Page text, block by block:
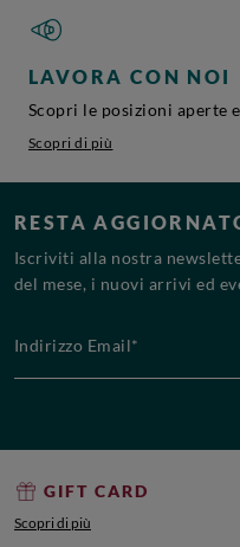
LAVORA CON NOI
Scopri le posizioni aperte
Scopri di più
RESTA
Iscriviti alla nostra
del mese, i nuovi arrivi ed
GIFT CARD
Scopri di più